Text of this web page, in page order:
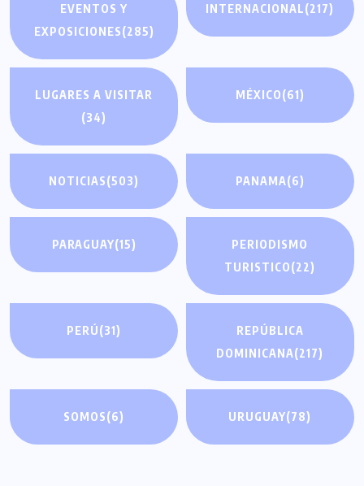
EVENTOS Y
EXPOSICIONES(285)
INTERNACIONAL(217)
LUGARES A VISITAR
(34)
MÉXICO(61)
NOTICIAS(503) PANAMA(6)
PARAGUAY(15)
PERIODISMO
TURISTICO(22)
PERÚ(31)
REPÚBLICA
DOMINICANA(217)
SOMOS(6) URUGUAY(78)